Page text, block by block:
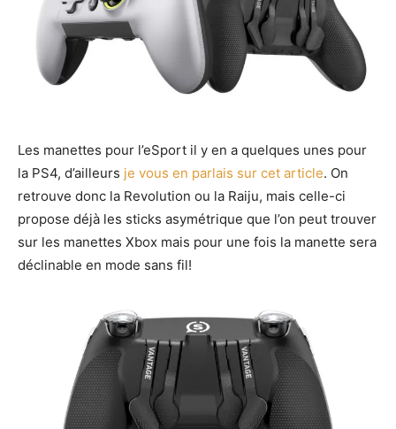
Les manettes pour l’eSport il y en a quelques unes pour
la PS4, d’ailleurs je vous en parlais sur cet article. On
retrouve donc la Revolution ou la Raiju, mais celle-ci
propose déjà les sticks asymétrique que l’on peut trouver
sur les manettes Xbox mais pour une fois la manette sera
déclinable en mode sans fil!